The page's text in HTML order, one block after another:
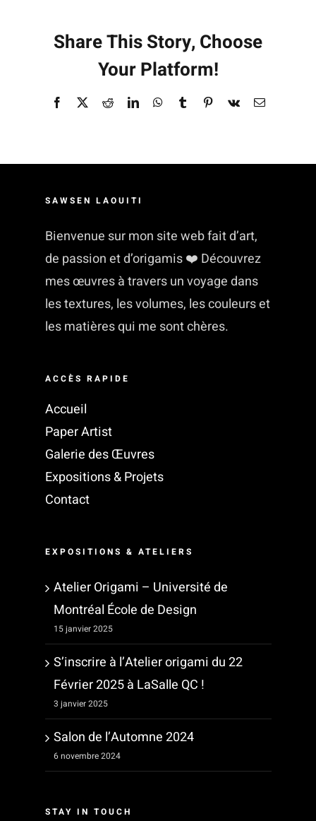
Share This Story, Choose
Your Platform!
Facebook
X RedditLinkedInWhatsApp
TumblrPinterest
Vk Email
SAWSEN LAOUITI
Bienvenue sur mon site web fait d’art,
de passion et d’origamis ❤️ Découvrez
mes œuvres à travers un voyage dans
les textures, les volumes, les couleurs et
les matières qui me sont chères.
ACCÈS RAPIDE
Accueil
Paper Artist
Galerie des Œuvres
Expositions & Projets
Contact
EXPOSITIONS & ATELIERS
Atelier Origami – Université de
Montréal École de Design
15 janvier 2025
S’inscrire à l’Atelier origami du 22
Février 2025 à LaSalle QC !
3 janvier 2025
Salon de l’Automne 2024
6 novembre 2024
STAY IN TOUCH